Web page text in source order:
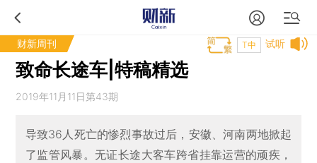
财新周刊 试听
T中
致命长途车|特稿精选
2019年11月11日第43期
导致36人死亡的惨烈事故过后，安徽、河南两地掀起
了监管风暴。无证长途大客车跨省挂靠运营的顽疾，